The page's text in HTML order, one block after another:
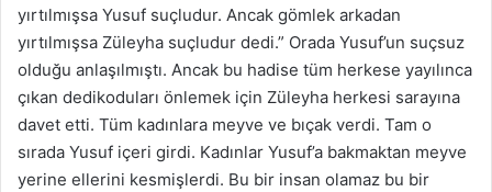
yırtılmışsa Yusuf suçludur. Ancak gömlek arkadan
yırtılmışsa Züleyha suçludur dedi.” Orada Yusuf’un suçsuz
olduğu anlaşılmıştı. Ancak bu hadise tüm herkese yayılınca
çıkan dedikoduları önlemek için Züleyha herkesi sarayına
davet etti. Tüm kadınlara meyve ve bıçak verdi. Tam o
sırada Yusuf içeri girdi. Kadınlar Yusuf’a bakmaktan meyve
yerine ellerini kesmişlerdi. Bu bir insan olamaz bu bir